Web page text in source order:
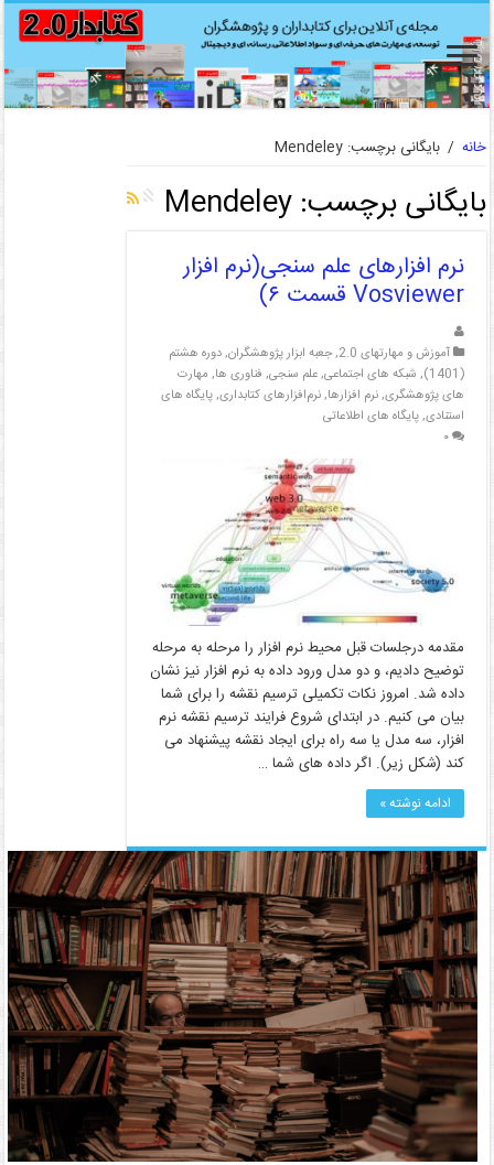
خانه / بایگانی برچسب: Mendeley
بایگانی برچسب: Mendeley
نرم افزارهای علم سنجی(نرم افزار
Vosviewer قسمت ۶)
آموزش و مهارتهای 2.0 ,جعبه ابزار پژوهشگران,دوره هشتم
(1401)
, شبکه های اجتماعی,علم سنجی, فناوری ها, مهارت
های پژوهشگری,نرم افزارها,نرم‌افزارهای کتابداری,پایگاه های
استنادی,پایگاه های اطلاعاتی
۰
مقدمه درجلسات قبل محیط نرم افزار را مرحله به مرحله
توضیح دادیم، و دو مدل ورود داده به نرم افزار نیز نشان
داده شد. امروز نکات تکمیلی ترسیم نقشه را برای شما
بیان می کنیم. در ابتدای شروع فرایند ترسیم نقشه نرم
افزار، سه مدل یا سه راه برای ایجاد نقشه پیشنهاد می
کند (شکل زیر). اگر داده های شما …
ادامه نوشته »